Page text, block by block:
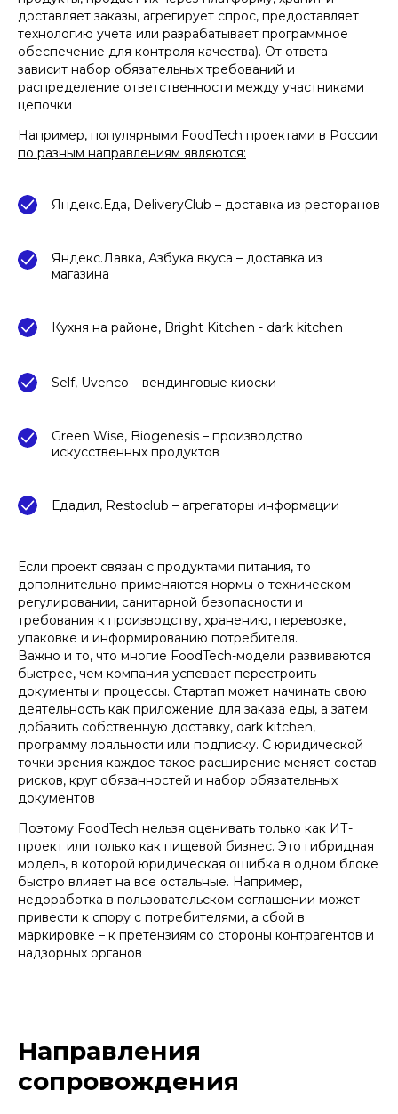
доставляет заказы, агрегирует спрос, предоставляет
технологию учета или разрабатывает программное
обеспечение для контроля качества). От ответа
зависит набор обязательных требований и
распределение ответственности между участниками
цепочки
Например, популярными FoodTech проектами в России
по разным направлениям являются:
Яндекс.Еда, DeliveryClub – доставка из ресторанов
Яндекс.Лавка, Азбука вкуса – доставка из
магазина
Кухня на районе, Bright Kitchen - dark kitchen
Self, Uvenco – вендинговые киоски
Green Wise, Biogenesis – производство
искусственных продуктов
Едадил, Restoclub – агрегаторы информации
Если проект связан с продуктами питания, то
дополнительно применяются нормы о техническом
регулировании, санитарной безопасности и
требования к производству, хранению, перевозке,
упаковке и информированию потребителя.
Важно и то, что многие FoodTech-модели развиваются
быстрее, чем компания успевает перестроить
документы и процессы. Стартап может начинать свою
деятельность как приложение для заказа еды, а затем
добавить собственную доставку, dark kitchen,
программу лояльности или подписку. С юридической
точки зрения каждое такое расширение меняет состав
рисков, круг обязанностей и набор обязательных
документов
Поэтому FoodTech нельзя оценивать только как ИТ-
проект или только как пищевой бизнес. Это гибридная
модель, в которой юридическая ошибка в одном блоке
быстро влияет на все остальные. Например,
недоработка в пользовательском соглашении может
привести к спору с потребителями, а сбой в
маркировке – к претензиям со стороны контрагентов и
надзорных органов
Направления
сопровождения